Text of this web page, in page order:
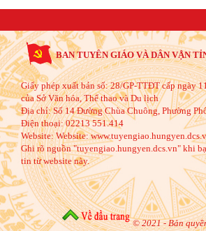
BAN TUYÊN GIÁO VÀ DÂN VẬN
Giấy phép xuất bản số: 28/GP-TTĐT cấp ngày
của Sở Văn hóa, Thể thao và Du lịch
Địa chỉ:Số 14 Đường Chùa Chuông, Phường
Điện thoại:02213 551.414
Website:Website:
Ghi rõ nguồn "tuyengiao.hungyen.dcs.vn" khi
tin từ website này.
© 2021 - Bản